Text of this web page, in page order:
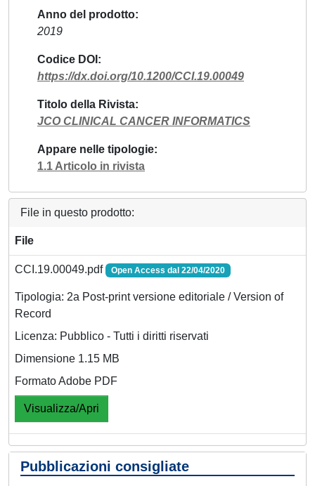
Anno del prodotto
2019
Codice DOI
https://dx.doi.org/10.1200/CCI.19.00049
Titolo della Rivista
JCO CLINICAL CANCER INFORMATICS
Appare nelle tipologie
1.1 Articolo in rivista
File in questo prodotto:
File
CCI.19.00049.pdf Open Access dal 22/04/2020
Tipologia: 2a Post-print versione editoriale / Version of
Record
Licenza: Pubblico - Tutti i diritti riservati
Dimensione 1.15 MB
Formato Adobe PDF
Visualizza/Apri
Pubblicazioni consigliate